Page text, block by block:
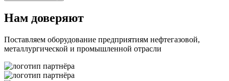
Нам доверяют
Поставляем оборудование предприятиям нефтегазовой,
металлургической и промышленной отрасли